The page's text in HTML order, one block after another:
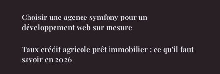
Choisir une agence symfony pour un
développement web sur mesure
Taux crédit agricole prêt immobilier : ce qu'il faut
savoir en 2026